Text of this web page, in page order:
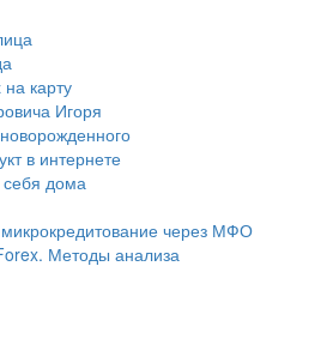
карту
Игоря
в интернете
себя дома
через МФО
Методы анализа